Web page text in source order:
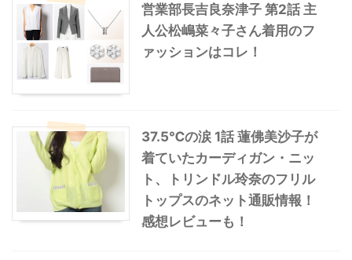
営業部長吉良奈津子 第2話 主
人公松嶋菜々子さん着用のフ
ァッションはコレ！
37.5℃の涙 1話 蓮佛美沙子が
着ていたカーディガン・ニッ
ト、トリンドル玲奈のフリル
トップスのネット通販情報！
感想レビューも！